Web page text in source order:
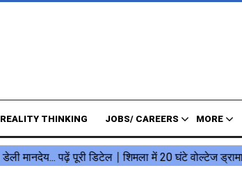
REALITY THINKING JOBS/ CAREERS MORE